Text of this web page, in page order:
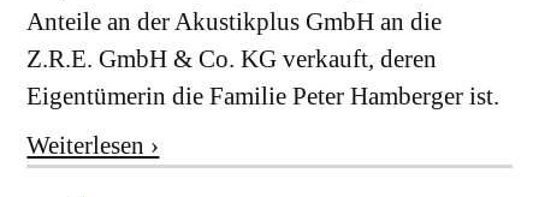
Anteile an der Akustikplus GmbH an die
Z.R.E. GmbH & Co. KG verkauft, deren
Eigentümerin die Familie Peter Hamberger ist.
Weiterlesen ›